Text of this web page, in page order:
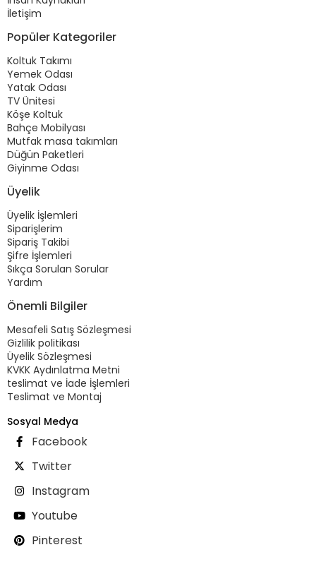
İletişim
Popüler Kategoriler
Koltuk Takımı
Yemek Odası
Yatak Odası
TV Ünitesi
Köşe Koltuk
Bahçe Mobilyası
Mutfak masa takımları
Düğün Paketleri
Giyinme Odası
Üyelik
Üyelik İşlemleri
Siparişlerim
Sipariş Takibi
Şifre İşlemleri
Sıkça Sorulan Sorular
Yardım
Önemli Bilgiler
Mesafeli Satış Sözleşmesi
Gizlilik politikası
Üyelik Sözleşmesi
KVKK Aydınlatma Metni
teslimat ve İade İşlemleri
Teslimat ve Montaj
Sosyal Medya
Facebook
Twitter
Instagram
Youtube
Pinterest